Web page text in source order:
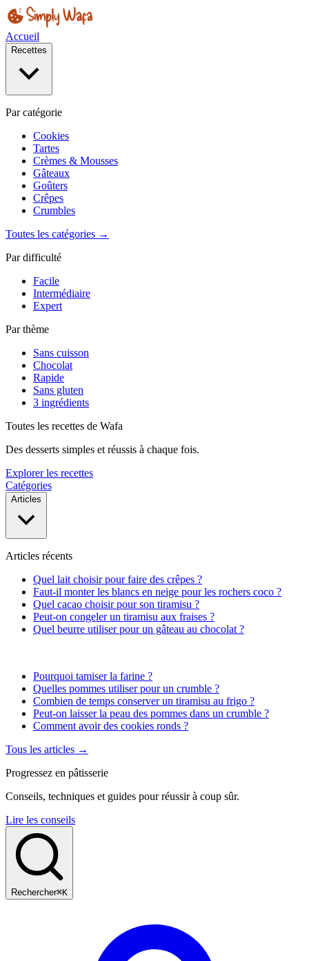
Accueil
Recettes
Par catégorie
Cookies
Tartes
Crèmes & Mousses
Gâteaux
Goûters
Crêpes
Crumbles
Toutes les catégories →
Par difficulté
Facile
Intermédiaire
Expert
Par thème
Sans cuisson
Chocolat
Rapide
Sans gluten
3 ingrédients
Toutes les recettes de Wafa
Des desserts simples et réussis à chaque fois.
Explorer les recettes
Catégories
Articles
Articles récents
Quel lait choisir pour faire des crêpes ?
Faut-il monter les blancs en neige pour les rochers coco ?
Quel cacao choisir pour son tiramisu ?
Peut-on congeler un tiramisu aux fraises ?
Quel beurre utiliser pour un gâteau au chocolat ?
Pourquoi tamiser la farine ?
Quelles pommes utiliser pour un crumble ?
Combien de temps conserver un tiramisu au frigo ?
Peut-on laisser la peau des pommes dans un crumble ?
Comment avoir des cookies ronds ?
Tous les articles →
Progressez en pâtisserie
Conseils, techniques et guides pour réussir à coup sûr.
Lire les conseils
Rechercher⌘K